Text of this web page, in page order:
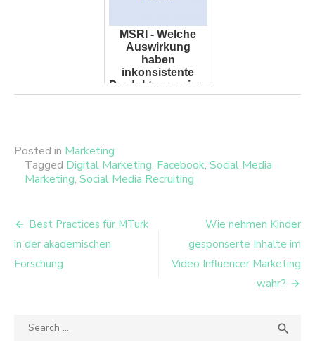
MSRI - Welche
Auswirkung
haben
inkonsistente
Produktrezensionen
aus
Posted in Marketing
Tagged Digital Marketing, Facebook, Social Media
Marketing, Social Media Recruiting
Beitrags-
Navigation
Best Practices für MTurk
in der akademischen
Forschung
Wie nehmen Kinder
gesponserte Inhalte im
Video Influencer Marketing
wahr?
Search
